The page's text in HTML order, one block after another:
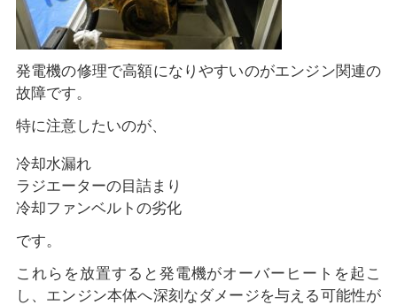
発電機の修理で高額になりやすいのがエンジン関連の
故障です。
特に注意したいのが、
冷却水漏れ
ラジエーターの目詰まり
冷却ファンベルトの劣化
です。
これらを放置すると発電機がオーバーヒートを起こ
し、エンジン本体へ深刻なダメージを与える可能性が